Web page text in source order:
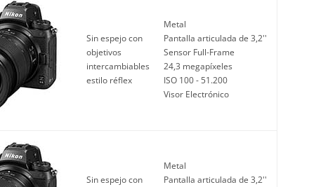
Sin espejo con
objetivos
intercambiables
estilo réflex
Metal
Pantalla articulada de 3,2''
Sensor Full-Frame
24,3 megapíxeles
ISO 100 - 51.200
Visor Electrónico
Sin espejo con
Metal
Pantalla articulada de 3,2''